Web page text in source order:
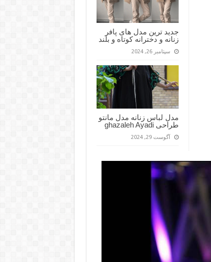
جدید ترین مدل های پافر
زنانه و دخترانه کوتاه و بلند
سپتامبر 26, 2024
مدل لباس زنانه مدل مانتو
طراحی ghazaleh Ayadi
آگوست 29, 2024